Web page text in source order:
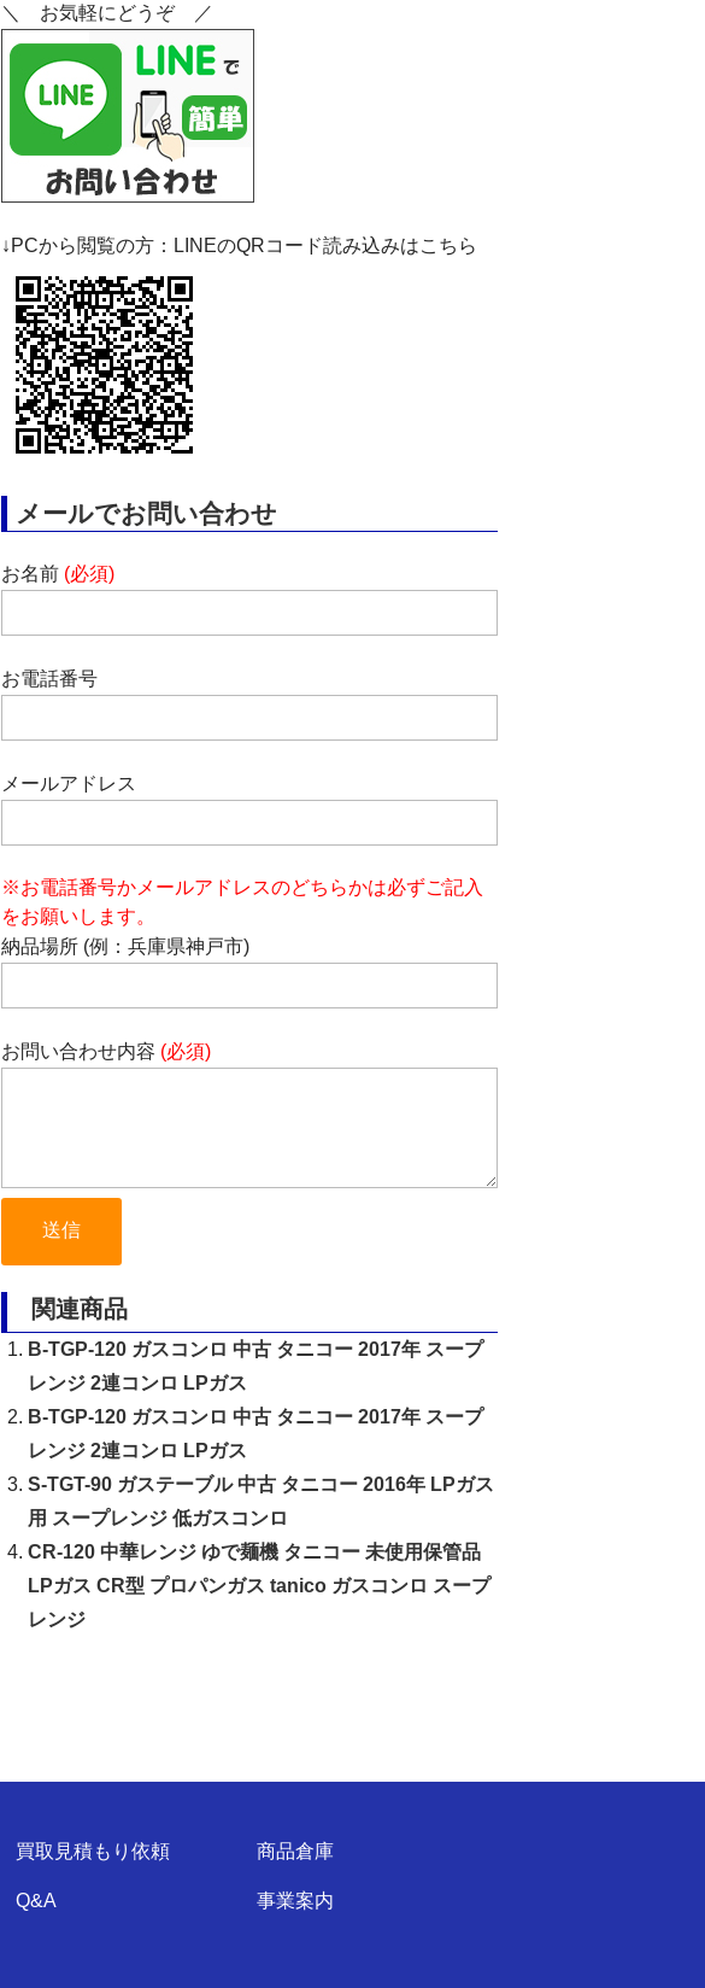
＼ お気軽にどうぞ ／
↓PCから閲覧の方：LINEのQRコード読み込みはこちら
メールでお問い合わせ
お名前 (必須)
お電話番号
メールアドレス
※お電話番号かメールアドレスのどちらかは必ずご記入
をお願いします。
納品場所 (例：兵庫県神戸市)
お問い合わせ内容 (必須)
関連商品
B-TGP-120 ガスコンロ 中古 タニコー 2017年 スープ
レンジ 2連コンロ LPガス
B-TGP-120 ガスコンロ 中古 タニコー 2017年 スープ
レンジ 2連コンロ LPガス
S-TGT-90 ガステーブル 中古 タニコー 2016年 LPガス
用 スープレンジ 低ガスコンロ
CR-120 中華レンジ ゆで麺機 タニコー 未使用保管品
LPガス CR型 プロパンガス tanico ガスコンロ スープ
レンジ
買取見積もり依頼 商品倉庫
Q&A 事業案内